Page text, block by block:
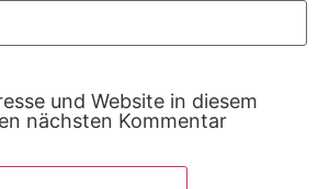
und Website in diesem
nächsten Kommentar